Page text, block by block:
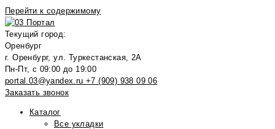
Перейти к содержимому
Текущий город:
Оренбург
г. Оренбург, ул. Туркестанская, 2А
Пн-Пт, с 09:00 до 19:00
portal.03@yandex.ru +7 (909) 938 09 06
Заказать звонок
Каталог
Все укладки